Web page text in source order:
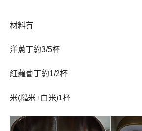
材料有
洋蔥丁約3/5杯
紅蘿蔔丁約1/2杯
米(糙米+白米)1杯